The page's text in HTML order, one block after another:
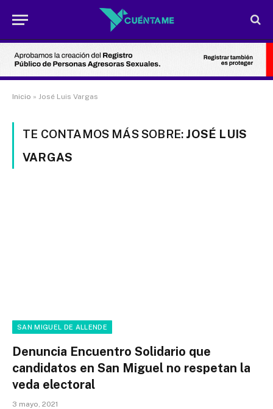
Inicio » José Luis Vargas
TE CONTAMOS MÁS SOBRE: JOSÉ LUIS
VARGAS
SAN MIGUEL DE ALLENDE
Denuncia Encuentro Solidario que
candidatos en San Miguel no respetan la
veda electoral
3 mayo, 2021